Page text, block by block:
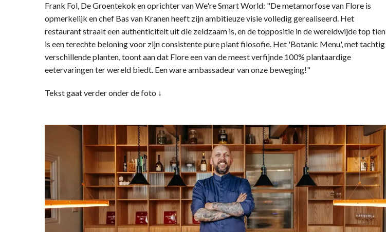
Frank Fol, De Groentekok en oprichter van We're Smart World: "De metamorfose van Flore is
opmerkelijk en chef Bas van Kranen heeft zijn ambitieuze visie volledig gerealiseerd. Het
restaurant straalt een authenticiteit uit die zeldzaam is, en de toppositie in de wereldwijde top tien
is een terechte beloning voor zijn consistente pure plant filosofie. Het 'Botanic Menu', met tachtig
verschillende planten, toont aan dat Flore een van de meest verfijnde 100% plantaardige
eetervaringen ter wereld biedt. Een ware ambassadeur van onze beweging!"
Tekst gaat verder onder de foto ↓